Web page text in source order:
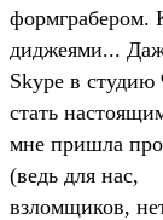
формграбером.
диджеями...
Skype в студию
стать
мне пришла
(ведь для нас,
взломщиков,